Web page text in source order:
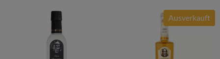
Ausverkauft